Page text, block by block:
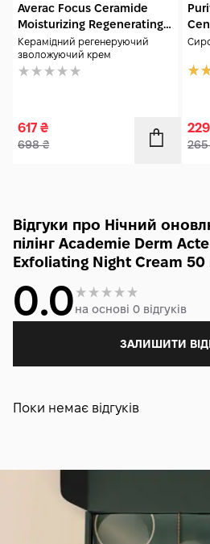
Averac Focus Ceramide
Moisturizing Regenerating
50 мл
Керамідний регенеруючий
зволожуючий крем
617 ₴
698₴
15
229
265
Відгуки про Нічний
пілінг Academie Derm
Exfoliating Night Cream 50
0.0на основі 0 відгуків
ЗАЛИШИТИ
Поки немає відгуків